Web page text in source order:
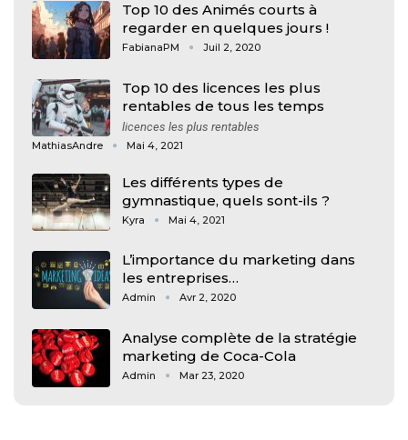
Top 10 des Animés courts à
regarder en quelques jours !
FabianaPM Juil 2, 2020
Top 10 des licences les plus
rentables de tous les temps
licences les plus rentables
MathiasAndre Mai 4, 2021
Les différents types de
gymnastique, quels sont-ils ?
Kyra Mai 4, 2021
L’importance du marketing dans
les entreprises…
Admin Avr 2, 2020
Analyse complète de la stratégie
marketing de Coca-Cola
Admin Mar 23, 2020